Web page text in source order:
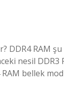
DDR4 RAM
nesil DDR3
RAM bellek